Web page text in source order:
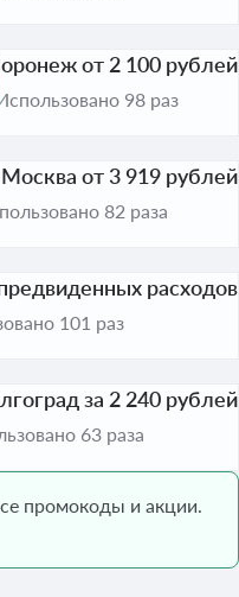
от 2 100 рублей
98 раз
от 3 919 рублей
82 раза
расходов
101 раз
за 2 240 рублей
63 раза
промокоды и акции.